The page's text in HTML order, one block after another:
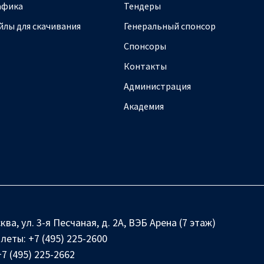
для скачивания
Тендеры
Генеральный спонсор
Спонсоры
Контакты
Администрация
Академия
ул. 3-я Песчаная, д. 2А, ВЭБ Арена (7 этаж)
+7 (495) 225-2600
(495) 225-2662